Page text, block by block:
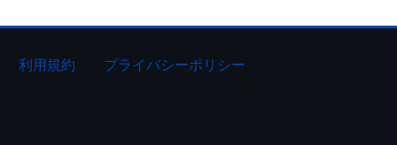
利用規約 プライバシーポリシー